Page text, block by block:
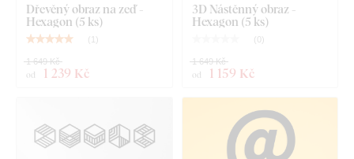
Dřevěný obraz na zeď -
Hexagon (5 ks)
( )
od 1 239 Kč
1 649 Kč
3D Nástěnný obraz -
Hexagon (5 ks)
( 0 )
od 1 159 Kč
1 649 Kč